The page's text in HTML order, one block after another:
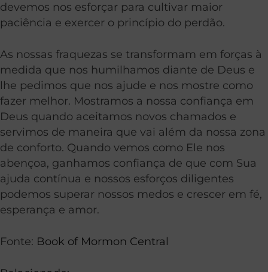
devemos nos esforçar para cultivar maior
paciência e exercer o princípio do perdão.
As nossas fraquezas se transformam em forças à
medida que nos humilhamos diante de Deus e
lhe pedimos que nos ajude e nos mostre como
fazer melhor. Mostramos a nossa confiança em
Deus quando aceitamos novos chamados e
servimos de maneira que vai além da nossa zona
de conforto. Quando vemos como Ele nos
abençoa, ganhamos confiança de que com Sua
ajuda contínua e nossos esforços diligentes
podemos superar nossos medos e crescer em fé,
esperança e amor.
Fonte: Book of Mormon Central